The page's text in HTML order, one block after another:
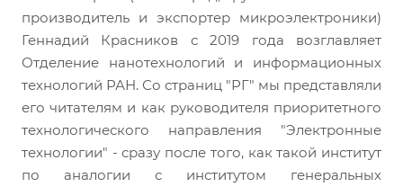
производитель и экспортер микроэлектроники)
Геннадий Красников с 2019 года возглавляет
Отделение нанотехнологий и информационных
технологий РАН. Со страниц "РГ" мы представляли
его читателям и как руководителя приоритетного
технологического направления "Электронные
технологии" - сразу после того, как такой институт
по аналогии с институтом генеральных